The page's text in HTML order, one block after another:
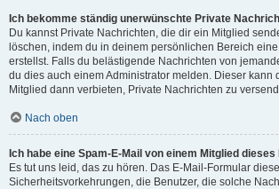
Ich bekomme ständig unerwünschte Private
Du kannst Private Nachrichten, die dir ein Mitglied
löschen, indem du in deinem persönlichen Bereich
erstellst. Falls du belästigende Nachrichten von
du dies auch einem Administrator melden. Dieser kann
Mitglied dann verbieten, Private Nachrichten zu
Nach oben
Ich habe eine Spam-E-Mail von einem Mitglied
Es tut uns leid, das zu hören. Das E-Mail-Formular
Sicherheitsvorkehrungen, die Benutzer, die solche